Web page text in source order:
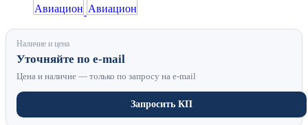
Наличие и цена
Уточняйте по e-mail
Цена и наличие — только по запросу на e-mail
Запросить КП